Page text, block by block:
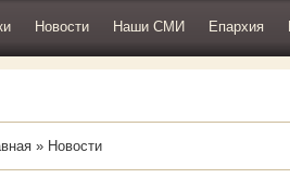
Новости Наши СМИ Епархия
» Новости